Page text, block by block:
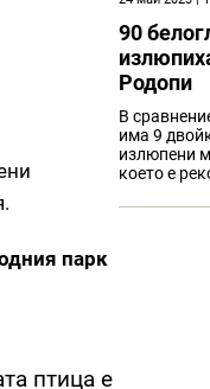
парк
птица е
90
Родопи
В
има 9
излюпени
което е